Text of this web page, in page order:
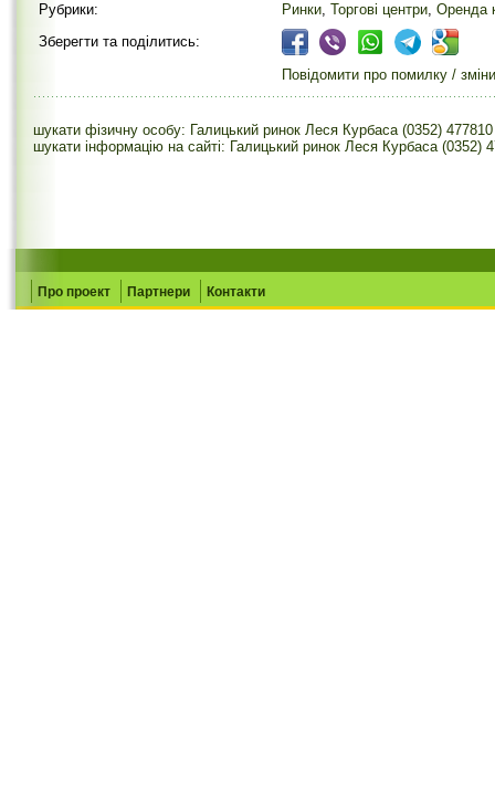
Рубрики:
Ринки, Торгові центри, Оренда
Зберегти та поділитись:
Повідомити про помилку / зміни
шукати фізичну особу: Галицький ринок Леся Курбаса (0352) 477810
шукати інформацію на сайті: Галицький ринок Леся Курбаса (0352)
Про проект Партнери Контакти